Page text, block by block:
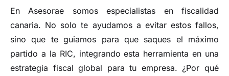
En Asesorae somos especialistas en fiscalidad
canaria. No solo te ayudamos a evitar estos fallos,
sino que te guiamos para que saques el máximo
partido a la RIC, integrando esta herramienta en una
estrategia fiscal global para tu empresa. ¿Por qué